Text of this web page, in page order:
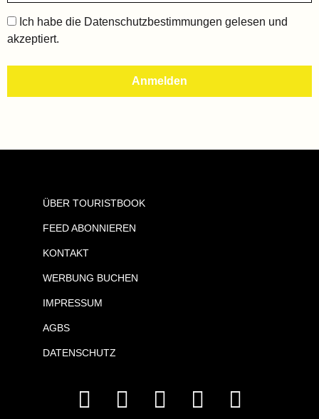
Ich habe die Datenschutzbestimmungen gelesen und
akzeptiert.
ÜBER TOURISTBOOK
FEED ABONNIEREN
KONTAKT
WERBUNG BUCHEN
IMPRESSUM
AGBS
DATENSCHUTZ